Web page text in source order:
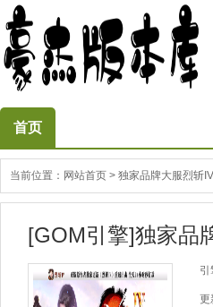
首页
当前位置： 网站首页 > 独家品牌大服烈斩
[GOM引擎]独家品
引
更